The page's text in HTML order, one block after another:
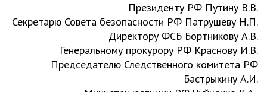
Президенту РФ Путину В.В.
Секретарю Совета безопасности РФ Патрушеву Н.П.
Директору ФСБ Бортникову А.В.
Генеральному прокурору РФ Краснову И.В.
Председателю Следственного комитета РФ
Бастрыкину А.И.